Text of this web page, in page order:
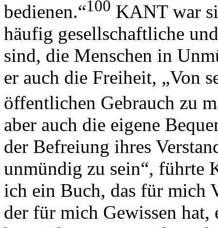
bedienen.“100 KANT war
häufig gesellschaftliche
sind, die Menschen in
er auch die Freiheit, „Von
öffentlichen Gebrauch zu
aber auch die eigene
der Befreiung ihres
unmündig zu sein“, führte
ich ein Buch, das für mich
der für mich Gewissen